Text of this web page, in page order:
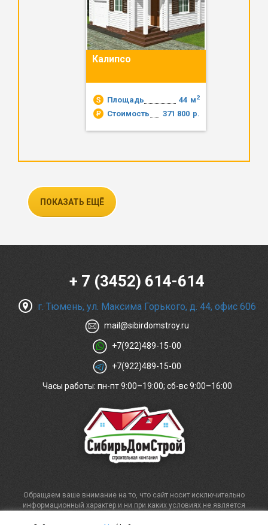
Калипсо
Площадь м2
44
Стоимость
р.
371 800
ПОКАЗАТЬ ЕЩЁ
+ 7 (3452) 614-614
г. Тюмень, ул. Максима Горького, д. 44, офис 606
mail@sibirdomstroy.ru
+7(922)489-15-00
+7(922)489-15-00
Часы работы: пн-пт 9:00–19:00; сб-вс 9:00–16:00
Обращаем ваше внимание на то, что сайт носит исключительно
информационный характер и ни при каких условиях не является